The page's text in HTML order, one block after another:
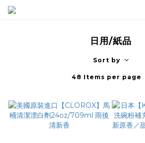
日用/紙品
Sort by
48 Items per page